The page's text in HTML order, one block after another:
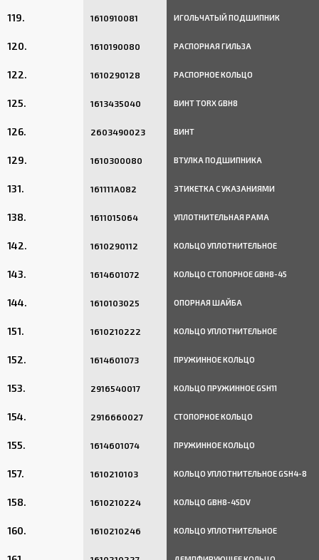
119. 1610910081 ИГОЛЬЧАТЫЙ ПОДШИПНИК
120. 1610190080 РАСПОРНАЯ ГИЛЬЗА
122. 1610290128 РАСПОРНОЕ КОЛЬЦО
125. 1613435040 ВИНТ TORX GBH8
126. 2603490023 ВИНТ
129. 1610300080 ВТУЛКА ПОДШИПНИКА
131. 161111A082 ЭТИКЕТКА С УКАЗАНИЯМИ
138. 1611015064 УПЛОТНИТЕЛЬНАЯ РАМА
142. 1610290112 КОЛЬЦО УПЛОТНИТЕЛЬНОЕ
143. 1614601072 КОЛЬЦО СТОПОРНОЕ GBH8-45
144. 1610103025 ОПОРНАЯ ШАЙБА
151. 1610210222 КОЛЬЦО УПЛОТНИТЕЛЬНОЕ
152. 1614601073 ПРУЖИННОЕ КОЛЬЦО
153. 2916540017 КОЛЬЦО ПРУЖИННОЕ GSH11
154. 2916660027 СТОПОРНОЕ КОЛЬЦО
155. 1614601074 ПРУЖИННОЕ КОЛЬЦО
157. 1610210103 КОЛЬЦО УПЛОТНИТЕЛЬНОЕ GSH4-8
158. 1610210224 КОЛЬЦО GBH8-45DV
160. 1610210246 КОЛЬЦО УПЛОТНИТЕЛЬНОЕ